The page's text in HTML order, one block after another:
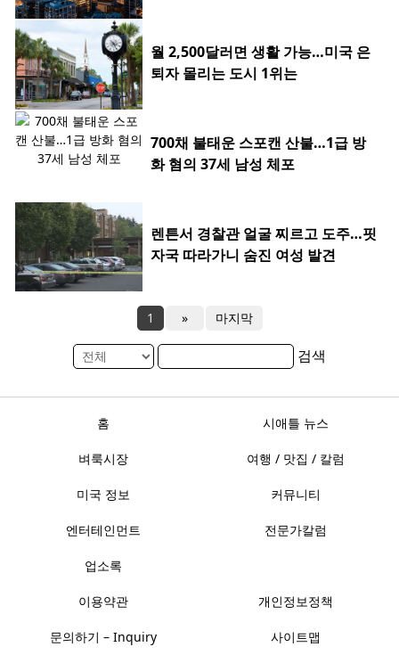
월 2,500달러면 생활 가능…미국 은
퇴자 몰리는 도시 1위는
700채 불태운 스포캔 산불…1급 방
화 혐의 37세 남성 체포
렌튼서 경찰관 얼굴 찌르고 도주…핏
자국 따라가니 숨진 여성 발견
1 » 마지막
검색
홈 시애틀 뉴스
벼룩시장 여행 / 맛집 / 칼럼
미국 정보 커뮤니티
엔터테인먼트 전문가칼럼
업소록
이용약관 개인정보정책
문의하기 – Inquiry 사이트맵